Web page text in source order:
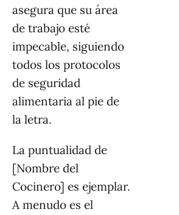
asegura que su área
de trabajo esté
impecable, siguiendo
todos los protocolos
de seguridad
alimentaria al pie de
la letra.
La puntualidad de
[Nombre del
Cocinero] es ejemplar.
A menudo es el